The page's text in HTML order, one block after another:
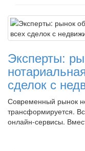
Эксперты:
сделок с
Современный рынок
трансформируется.
онлайн-сервисы.